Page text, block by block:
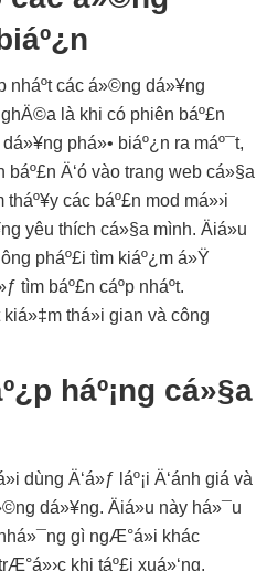
nháº­t các á»©ng dá»¥ng
là khi có phiên báº£n
phá»• biáº¿n ra máº¯t,
Ä‘ó vào trang web cá»§a
tháº¥y các báº£n mod má»›i
yêu thích cá»§a mình. Äiá»u
pháº£i tìm kiáº¿m á»Ÿ
tìm báº£n cáº­p nháº­t.
thá»i gian và công
háº¡ng cá»§a
dùng Ä‘á»ƒ láº¡i Ä‘ánh giá và
dá»¥ng. Äiá»u này há»¯u
gì ngÆ°á»i khác
khi táº£i xuá»‘ng.